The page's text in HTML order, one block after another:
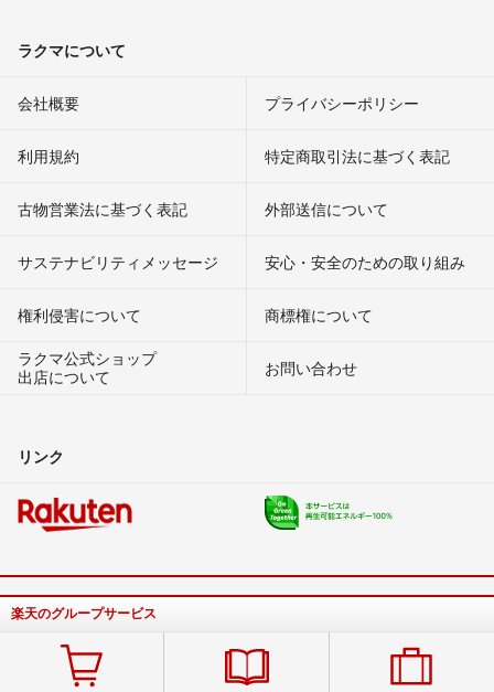
ラクマについて
会社概要 プライバシーポリシー
利用規約 特定商取引法に基づく表記
古物営業法に基づく表記 外部送信について
サステナビリティメッセージ 安心・安全のための取り組み
権利侵害について
商標権について
ラクマ公式ショップ
出店について
お問い合わせ
リンク
楽天のグループサービス